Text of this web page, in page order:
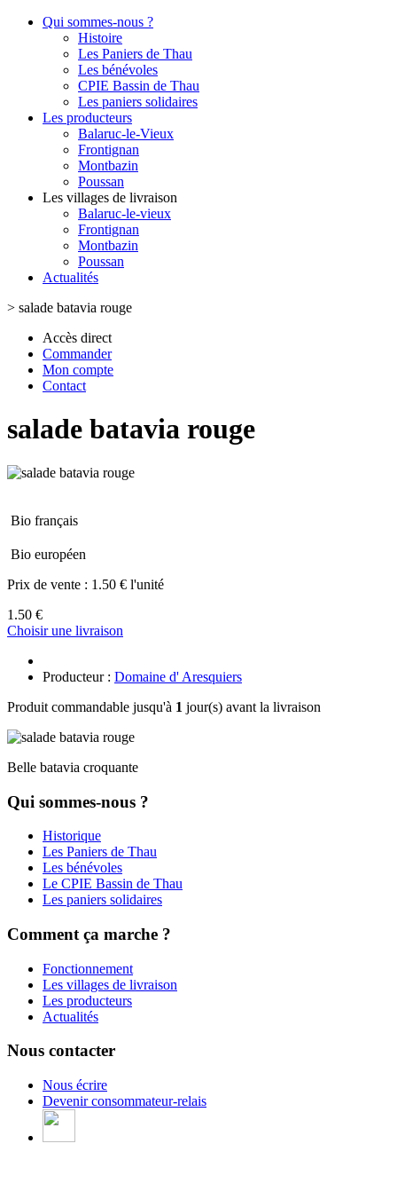
Qui sommes-nous ?
Histoire
Les Paniers de Thau
Les bénévoles
CPIE Bassin de Thau
Les paniers solidaires
Les producteurs
Balaruc-le-Vieux
Frontignan
Montbazin
Poussan
Les villages de livraison
Balaruc-le-vieux
Frontignan
Montbazin
Poussan
Actualités
> salade batavia rouge
Accès direct
Commander
Mon compte
Contact
salade batavia rouge
Bio français
Bio européen
Prix de vente : 1.50 € l'unité
1.50 €
Choisir une livraison
Producteur : Domaine d' Aresquiers
Produit commandable jusqu'à 1 jour(s) avant la livraison
Belle batavia croquante
Qui sommes-nous ?
Historique
Les Paniers de Thau
Les bénévoles
Le CPIE Bassin de Thau
Les paniers solidaires
Comment ça marche ?
Fonctionnement
Les villages de livraison
Les producteurs
Actualités
Nous contacter
Nous écrire
Devenir consommateur-relais